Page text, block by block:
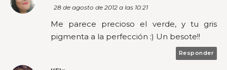
28 de agosto de 2012 a las 10:21
Me parece precioso el verde, y tu gris
pigmenta a la perfección :) Un besote!!
Responder